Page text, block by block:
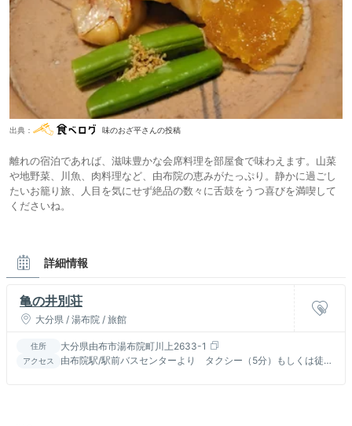
出典： 味のおざ平さんの投稿
離れの宿泊であれば、滋味豊かな会席料理を部屋食で味わえます。山菜
や地野菜、川魚、肉料理など、由布院の恵みがたっぷり。静かに過ごし
たいお籠り旅、人目を気にせず絶品の数々に舌鼓をうつ喜びを満喫して
くださいね。
詳細情報
亀の井別荘
大分県 / 湯布院 / 旅館
住所 大分県由布市湯布院町川上2633-1
アクセス
由布院駅/駅前バスセンターより タクシー（5分）もしくは徒歩